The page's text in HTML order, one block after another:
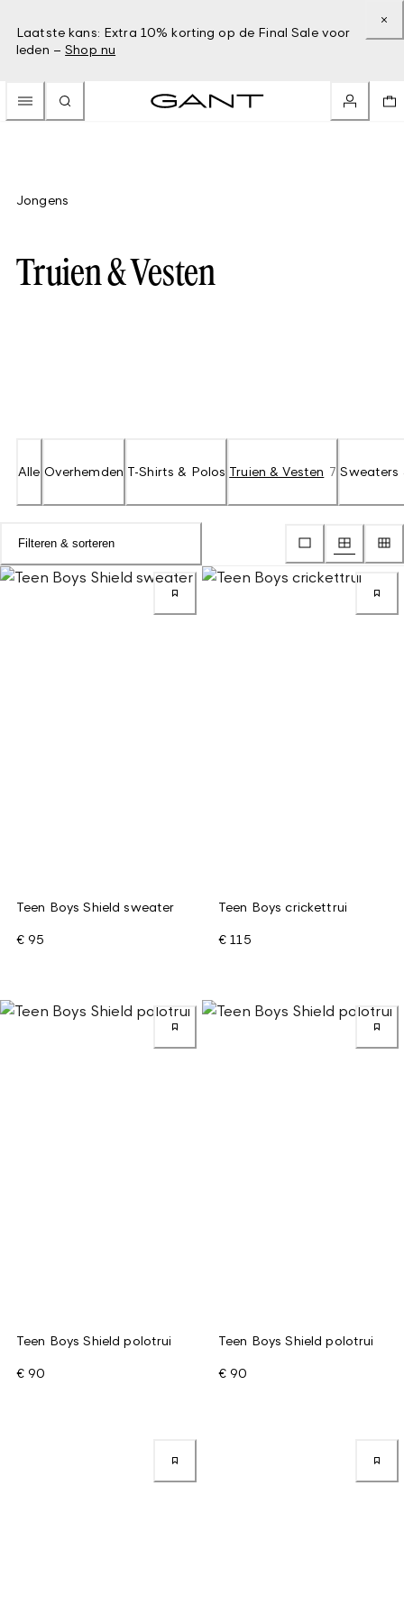
Laatste kans: Extra 10% korting op de Final Sale voor
leden – Shop nu
Jongens
Truien & Vesten
Alle Overhemden T-Shirts & Polos Truien & Vesten 7 Sweaters
Filteren & sorteren
Teen Boys Shield sweater
€ 95
Teen Boys crickettrui
€ 115
Teen Boys Shield polotrui
€ 90
Teen Boys Shield polotrui
€ 90